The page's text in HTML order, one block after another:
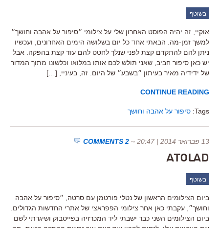
בשוטף
אוקיי, זה יהיה הפוסט האחרון שלי על צילומי ״סיפור על אהבה וחושך״
למשך זמן-מה. הבאתי אחד כל יום בשלושה הימים האחרונים, ועכשיו
ניתן להם להתקדם קצת לפני שנלך לחטט להם עוד קצת בהפקה. אבל
יש כאן סיפור חביב, שאני תולש לכם אותו במלואו וכלשונו מתוך המדור
של ידידיה מאיר בעיתון ״בשבע״ של היום. זה, בעיניי, […]
CONTINUE READING
Tags: סיפור על אהבה וחושך
13 פברואר 2014 | 20:47 ~
2 COMMENTS
ATOLAD
בשוטף
ביום הצילומים הראשון של נטלי פורטמן עם סרטה, ״סיפור על אהבה
וחושך״, עקבתי כאן אחר צילומי הפפראצי של אתרי החדשות הגדולים.
ביום הצילומים השני כבר ישבתי ליד המכרזיה בפייסבוק ושיגרתי לשם